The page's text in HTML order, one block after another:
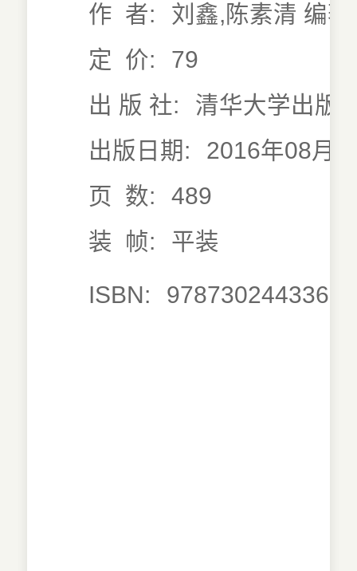
作 者:
刘鑫,陈素清 编著
定 价:
79
出 版 社:
清华大学出版
出版日期:
2016年08月
页 数:
489
装 帧:
平装
ISBN: 9787302443360